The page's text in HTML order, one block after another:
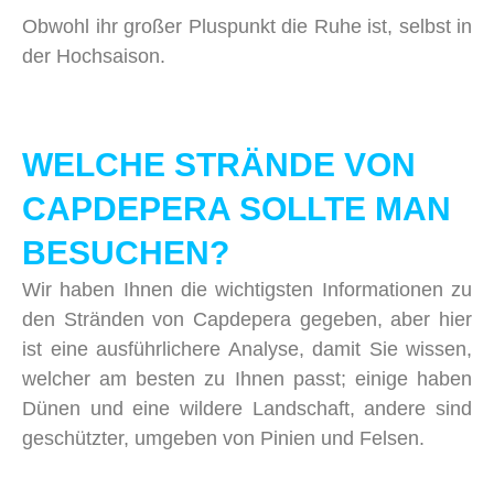
Obwohl ihr großer Pluspunkt die Ruhe ist, selbst in
der Hochsaison.
WELCHE STRÄNDE VON
CAPDEPERA SOLLTE MAN
BESUCHEN?
Wir haben Ihnen die wichtigsten Informationen zu
den Stränden von Capdepera gegeben, aber hier
ist eine ausführlichere Analyse, damit Sie wissen,
welcher am besten zu Ihnen passt; einige haben
Dünen und eine wildere Landschaft, andere sind
geschützter, umgeben von Pinien und Felsen.